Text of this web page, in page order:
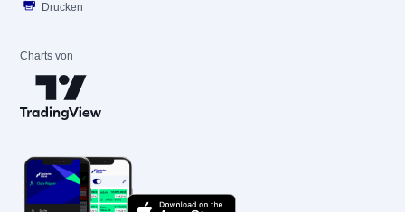
Drucken
Charts von